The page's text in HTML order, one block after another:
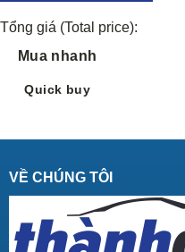
Tổng giá (Total price):
Mua nhanh
Quick buy
VỀ CHÚNG TÔI